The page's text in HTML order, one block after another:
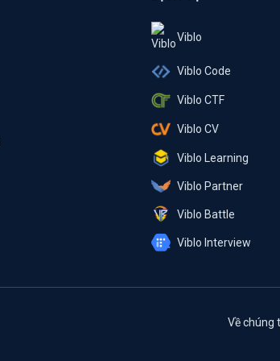
Viblo
Viblo Code
Viblo CTF
Viblo CV
Viblo Learning
Viblo Partner
Viblo Battle
Viblo Interview
Về chúng